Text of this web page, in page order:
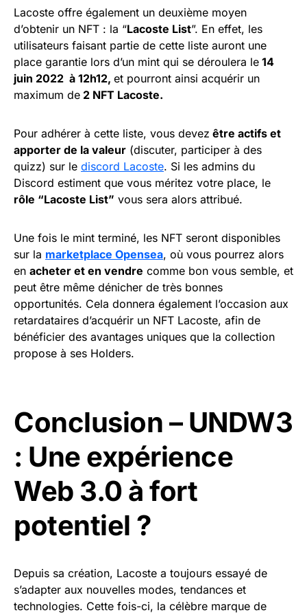
Lacoste offre également un deuxième moyen
d’obtenir un NFT : la “Lacoste List”. En effet, les
utilisateurs faisant partie de cette liste auront une
place garantie lors d’un mint qui se déroulera le 14
juin 2022 à 12h12, et pourront ainsi acquérir un
maximum de 2 NFT Lacoste.
Pour adhérer à cette liste, vous devez être actifs et
apporter de la valeur (discuter, participer à des
quizz) sur le discord Lacoste. Si les admins du
Discord estiment que vous méritez votre place, le
rôle “Lacoste List” vous sera alors attribué.
Une fois le mint terminé, les NFT seront disponibles
sur la marketplace Opensea, où vous pourrez alors
en acheter et en vendre comme bon vous semble, et
peut être même dénicher de très bonnes
opportunités. Cela donnera également l’occasion aux
retardataires d’acquérir un NFT Lacoste, afin de
bénéficier des avantages uniques que la collection
propose à ses Holders.
Conclusion – UNDW3
: Une expérience
Web 3.0 à fort
potentiel ?
Depuis sa création, Lacoste a toujours essayé de
s’adapter aux nouvelles modes, tendances et
technologies. Cette fois-ci, la célèbre marque de